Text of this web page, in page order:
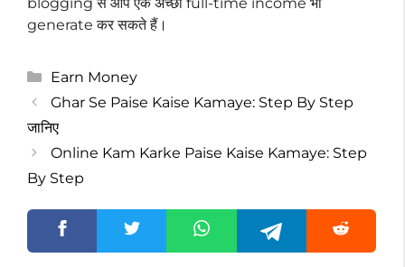
generate कर सकते हैं।
Categories
Earn Money
Ghar Se Paise Kaise Kamaye: Step By Step
जानिए
Online Kam Karke Paise Kaise Kamaye: Step
By Step